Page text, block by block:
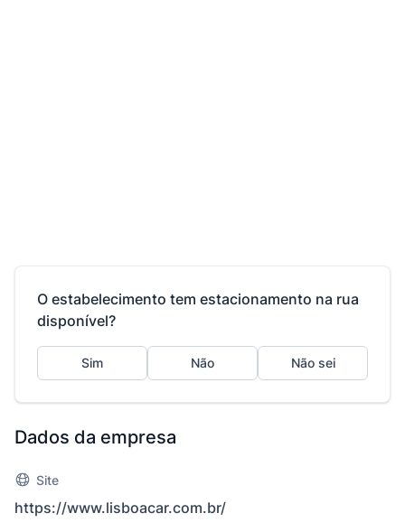
O estabelecimento tem estacionamento na rua
disponível?
Sim Não Não sei
Dados da empresa
Site
https://www.lisboacar.com.br/